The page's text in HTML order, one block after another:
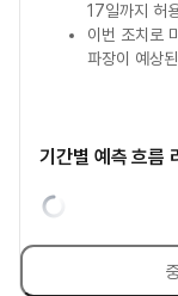
17일까지 허
이번 조치로
파장이 예상
기간별 예측 흐름